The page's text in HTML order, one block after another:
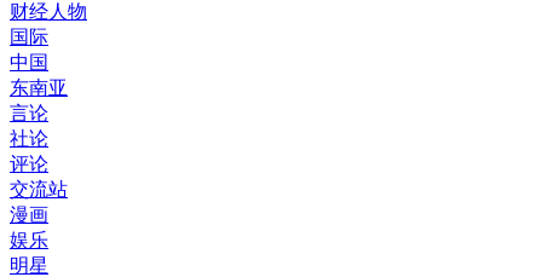
财经人物
国际
中国
东南亚
言论
社论
评论
交流站
漫画
娱乐
明星